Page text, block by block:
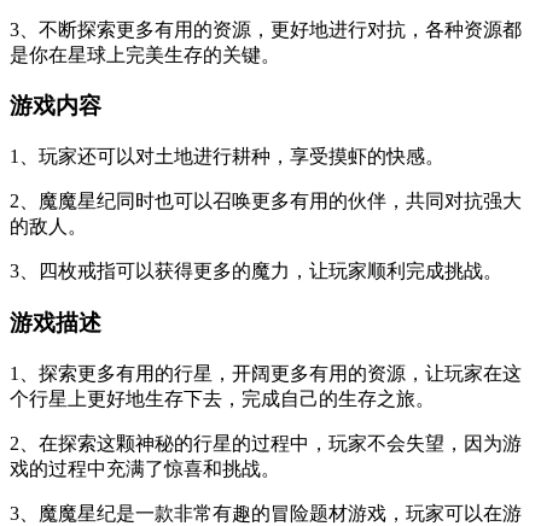
3、不断探索更多有用的资源，更好地进行对抗，各种资源都
是你在星球上完美生存的关键。
游戏内容
1、玩家还可以对土地进行耕种，享受摸虾的快感。
2、魔魔星纪同时也可以召唤更多有用的伙伴，共同对抗强大
的敌人。
3、四枚戒指可以获得更多的魔力，让玩家顺利完成挑战。
游戏描述
1、探索更多有用的行星，开阔更多有用的资源，让玩家在这
个行星上更好地生存下去，完成自己的生存之旅。
2、在探索这颗神秘的行星的过程中，玩家不会失望，因为游
戏的过程中充满了惊喜和挑战。
3、魔魔星纪是一款非常有趣的冒险题材游戏，玩家可以在游